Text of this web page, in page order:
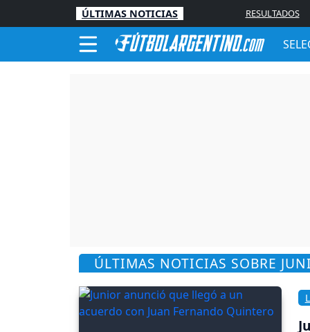
ÚLTIMAS NOTICIAS RESULTADOS
ÚLTIMAS NOTICIAS SOBRE